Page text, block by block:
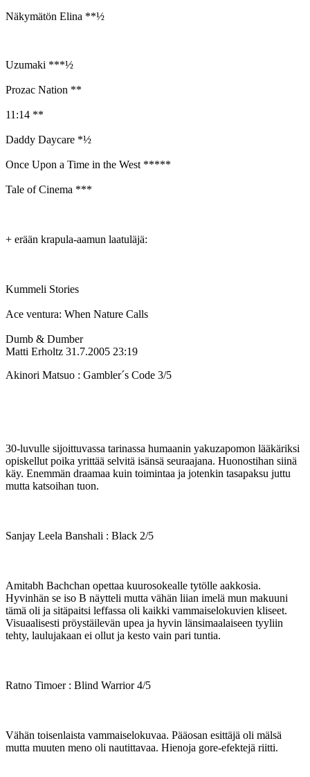
Näkymätön Elina **½
Uzumaki ***½
Prozac Nation **
11:14 **
Daddy Daycare *½
Once Upon a Time in the West *****
Tale of Cinema ***
+ erään krapula-aamun laatuläjä:
Kummeli Stories
Ace ventura: When Nature Calls
Dumb & Dumber
Matti Erholtz 31.7.2005 23:19
Akinori Matsuo : Gambler´s Code 3/5
30-luvulle sijoittuvassa tarinassa humaanin yakuzapomon lääkäriksi
opiskellut poika yrittää selvitä isänsä seuraajana. Huonostihan siinä
käy. Enemmän draamaa kuin toimintaa ja jotenkin tasapaksu juttu
mutta katsoihan tuon.
Sanjay Leela Banshali : Black 2/5
Amitabh Bachchan opettaa kuurosokealle tytölle aakkosia.
Hyvinhän se iso B näytteli mutta vähän liian imelä mun makuuni
tämä oli ja sitäpaitsi leffassa oli kaikki vammaiselokuvien kliseet.
Visuaalisesti pröystäilevän upea ja hyvin länsimaalaiseen tyyliin
tehty, laulujakaan ei ollut ja kesto vain pari tuntia.
Ratno Timoer : Blind Warrior 4/5
Vähän toisenlaista vammaiselokuvaa. Pääosan esittäjä oli mälsä
mutta muuten meno oli nautittavaa. Hienoja gore-efektejä riitti.